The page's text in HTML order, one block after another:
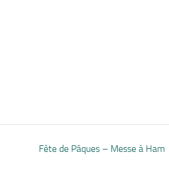
Fête de Pâques – Messe à Ham